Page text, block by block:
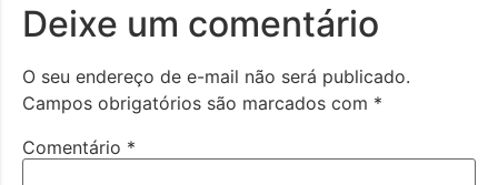
Deixe um comentário
O seu endereço de e-mail não será publicado.
Campos obrigatórios são marcados com *
Comentário *